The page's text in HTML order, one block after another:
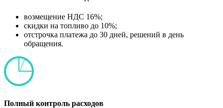
возмещение НДС 16%;
скидки на топливо до 10%;
отстрочка платежа до 30 дней, решений в день
обращения.
Полный контроль расходов